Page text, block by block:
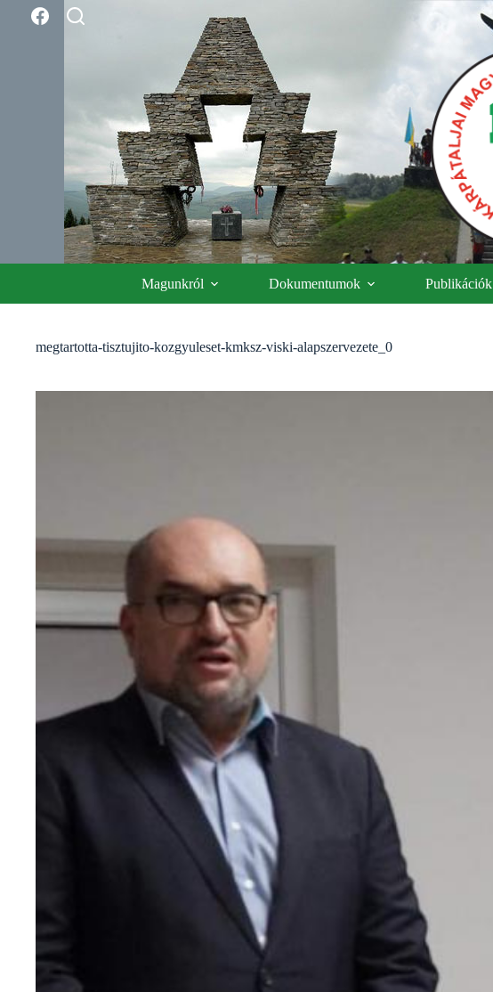
Magunkról Dokumentumok Publikációk
megtartotta-tisztujito-kozgyuleset-kmksz-viski-alapszervezete_0